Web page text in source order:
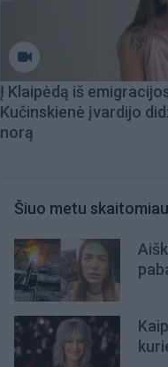
Į Klaipėdą iš
Kučinskienė įvardijo
norą
Šiuo metu